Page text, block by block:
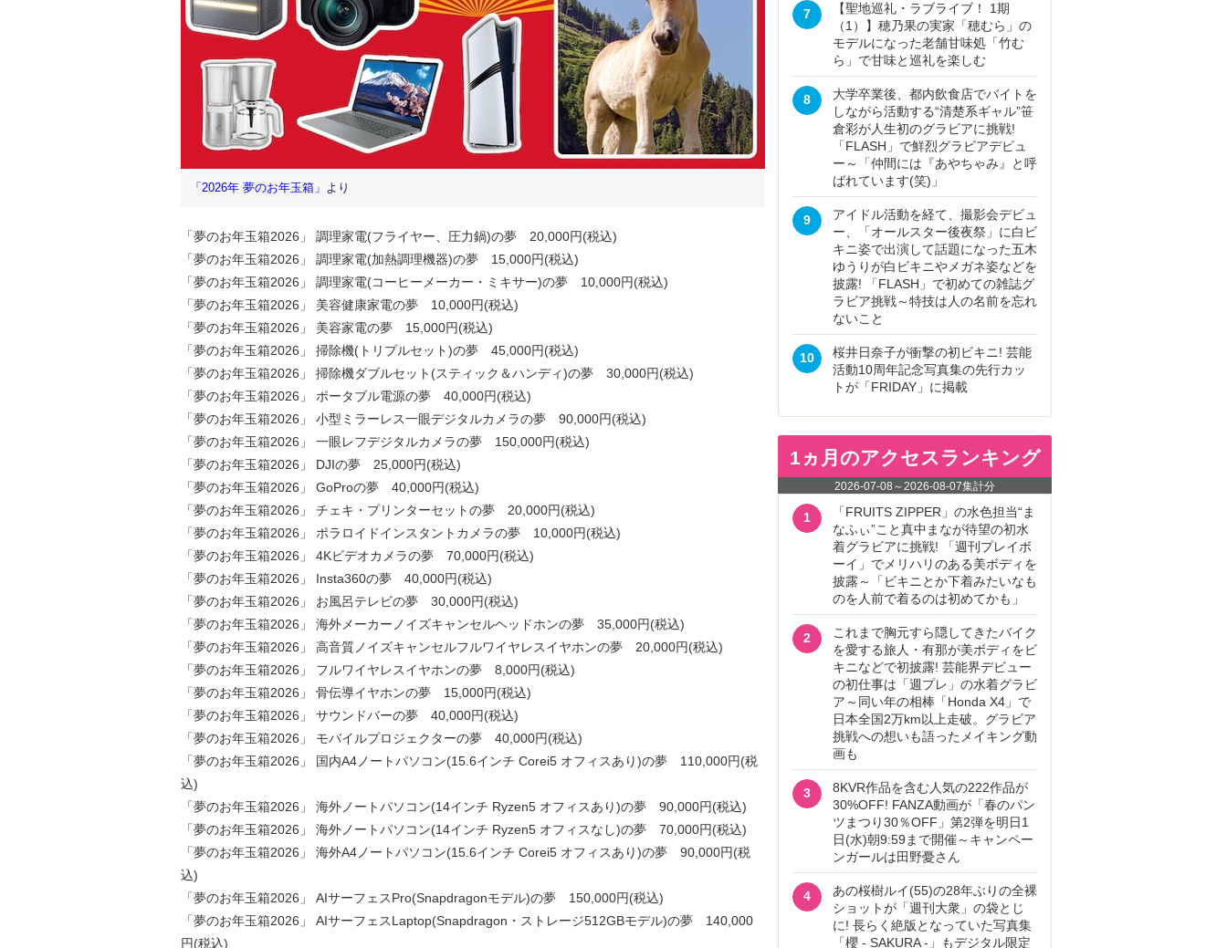
「2026年 夢のお年玉箱」 より
「夢のお年玉箱2026」 調理家電(フライヤー、圧力鍋)の夢 20,000円(税込)
「夢のお年玉箱2026」 調理家電(加熱調理機器)の夢 15,000円(税込)
「夢のお年玉箱2026」 調理家電(コーヒーメーカー・ミキサー)の夢 10,000円(税込)
「夢のお年玉箱2026」 美容健康家電の夢 10,000円(税込)
「夢のお年玉箱2026」 美容家電の夢 15,000円(税込)
「夢のお年玉箱2026」 掃除機(トリプルセット)の夢 45,000円(税込)
「夢のお年玉箱2026」 掃除機ダブルセット(スティック＆ハンディ)の夢 30,000円(税込)
「夢のお年玉箱2026」 ポータブル電源の夢 40,000円(税込)
「夢のお年玉箱2026」 小型ミラーレス一眼デジタルカメラの夢 90,000円(税込)
「夢のお年玉箱2026」 一眼レフデジタルカメラの夢 150,000円(税込)
「夢のお年玉箱2026」 DJIの夢 25,000円(税込)
「夢のお年玉箱2026」 GoProの夢 40,000円(税込)
「夢のお年玉箱2026」 チェキ・プリンターセットの夢 20,000円(税込)
「夢のお年玉箱2026」 ポラロイドインスタントカメラの夢 10,000円(税込)
「夢のお年玉箱2026」 4Kビデオカメラの夢 70,000円(税込)
「夢のお年玉箱2026」 Insta360の夢 40,000円(税込)
「夢のお年玉箱2026」 お風呂テレビの夢 30,000円(税込)
「夢のお年玉箱2026」 海外メーカーノイズキャンセルヘッドホンの夢 35,000円(税込)
「夢のお年玉箱2026」 高音質ノイズキャンセルフルワイヤレスイヤホンの夢 20,000円(税込)
「夢のお年玉箱2026」 フルワイヤレスイヤホンの夢 8,000円(税込)
「夢のお年玉箱2026」 骨伝導イヤホンの夢 15,000円(税込)
「夢のお年玉箱2026」 サウンドバーの夢 40,000円(税込)
「夢のお年玉箱2026」 モバイルプロジェクターの夢 40,000円(税込)
「夢のお年玉箱2026」 国内A4ノートパソコン(15.6インチ Corei5 オフィスあり)の夢 110,000円(税
込)
「夢のお年玉箱2026」 海外ノートパソコン(14インチ Ryzen5 オフィスあり)の夢 90,000円(税込)
「夢のお年玉箱2026」 海外ノートパソコン(14インチ Ryzen5 オフィスなし)の夢 70,000円(税込)
「夢のお年玉箱2026」 海外A4ノートパソコン(15.6インチ Corei5 オフィスあり)の夢 90,000円(税
込)
「夢のお年玉箱2026」 AIサーフェスPro(Snapdragonモデル)の夢 150,000円(税込)
「夢のお年玉箱2026」 AIサーフェスLaptop(Snapdragon・ストレージ512GBモデル)の夢 140,000
円(税込)
7
【聖地巡礼・ラブライブ！ 1期
（1）】穂乃果の実家「穂むら」の
モデルになった老舗甘味処「竹む
ら」で甘味と巡礼を楽しむ
8
大学卒業後、都内飲食店でバイトを
しながら活動する“清楚系ギャル”笹
倉彩が人生初のグラビアに挑戦!
「FLASH」で鮮烈グラビアデビュ
ー～「仲間には『あやちゃみ』と呼
ばれています(笑)」
9
アイドル活動を経て、撮影会デビュ
ー、「オールスター後夜祭」に白ビ
キニ姿で出演して話題になった五木
ゆうりが白ビキニやメガネ姿などを
披露! 「FLASH」で初めての雑誌グ
ラビア挑戦～特技は人の名前を忘れ
ないこと
10
桜井日奈子が衝撃の初ビキニ! 芸能
活動10周年記念写真集の先行カッ
トが「FRIDAY」に掲載
1ヵ月のアクセスランキング
2026-07-08 ～2026-08-07集計分
1
「FRUITS ZIPPER」の水色担当“ま
なふぃ”こと真中まなが待望の初水
着グラビアに挑戦! 「週刊プレイボ
ーイ」でメリハリのある美ボディを
披露～「ビキニとか下着みたいなも
のを人前で着るのは初めてかも」
2
これまで胸元すら隠してきたバイク
を愛する旅人・有那が美ボディをビ
キニなどで初披露! 芸能界デビュー
の初仕事は「週プレ」の水着グラビ
ア～同い年の相棒「Honda X4」で
日本全国2万km以上走破。グラビア
挑戦への想いも語ったメイキング動
画も
3
8KVR作品を含む人気の222作品が
30%OFF! FANZA動画が「春のパン
ツまつり30％OFF」第2弾を明日1
日(水)朝9:59まで開催～キャンペー
ンガールは田野憂さん
4
あの桜樹ルイ(55)の28年ぶりの全裸
ショットが「週刊大衆」の袋とじ
に! 長らく絶版となっていた写真集
「櫻 - SAKURA -」もデジタル限定